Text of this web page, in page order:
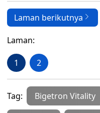
Laman berikutnya
Laman:
1 2
Tag: Bigetron Vitality